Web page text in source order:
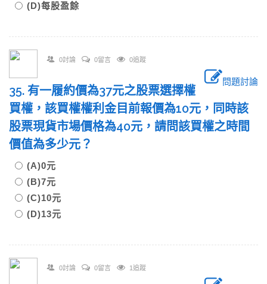
(D)每股盈餘
0討論 0留言 0追蹤
問題討論
35. 有一履約價為37元之股票選擇權
買權，該買權權利金目前報價為10元，同時該
股票現貨市場價格為40元，請問該買權之時間
價值為多少元？
(A)0元
(B)7元
(C)10元
(D)13元
0討論 0留言 1追蹤